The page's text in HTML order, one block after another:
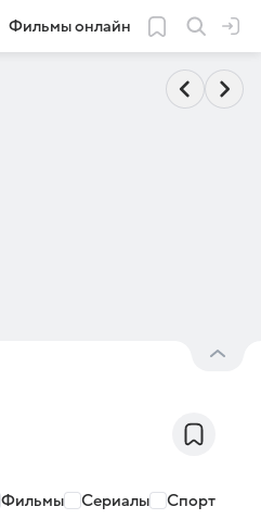
Фильмы онлайн
Фильмы Сериалы Спорт